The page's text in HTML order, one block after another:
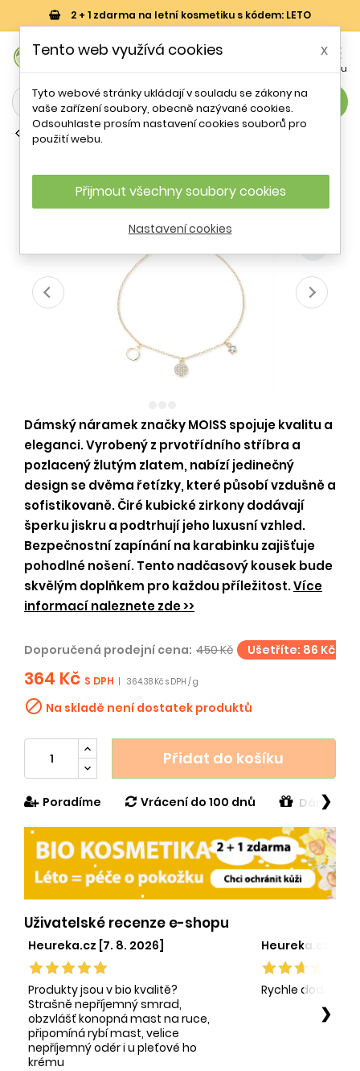
2 + 1 zdarma na letní kosmetiku s kódem: LETO

Menu
search
Řetízkové náramky
se zirkony B0000852 Moiss
- 19 %
Dámský náramek značky MOISS spojuje kvalitu a
eleganci. Vyrobený z prvotřídního stříbra a
pozlacený žlutým zlatem, nabízí jedinečný
design se dvěma řetízky, které působí vzdušně a
sofistikovaně. Čiré kubické zirkony dodávají
šperku jiskru a podtrhují jeho luxusní vzhled.
Bezpečnostní zapínání na karabinku zajišťuje
pohodlné nošení. Tento nadčasový kousek bude
skvělým doplňkem pro každou příležitost.Více
informací naleznete zde >>
Doporučená prodejní cena: 450 Kč Ušetříte: 86 Kč
364 Kč S DPH 364.38 Kč s DPH / g
 Na skladě není dostatek produktů
Přidat do košíku
Poradíme Vrácení do 100 dnů Dárek v
❯
Uživatelské recenze e-shopu
Heureka.cz [7. 8. 2026]
Produkty jsou v bio kvalitě?
Strašně nepříjemný smrad,
obzvlášť konopná mast na ruce,
připomíná rybí mast, velice
nepříjemný odér i u pleťové ho
krému
Heureka.cz [1.
Rychle dodání
❯
Tento web využívá cookies x
Tyto webové stránky ukládají v souladu se zákony na
vaše zařízení soubory, obecně nazývané cookies.
Odsouhlaste prosím nastavení cookies souborů pro
použití webu.
Přijmout všechny soubory cookies
Nastavení cookies